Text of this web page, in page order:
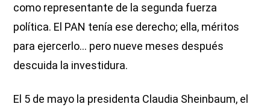
como representante de la segunda fuerza
política. El PAN tenía ese derecho; ella, méritos
para ejercerlo… pero nueve meses después
descuida la investidura.
El 5 de mayo la presidenta Claudia Sheinbaum, el